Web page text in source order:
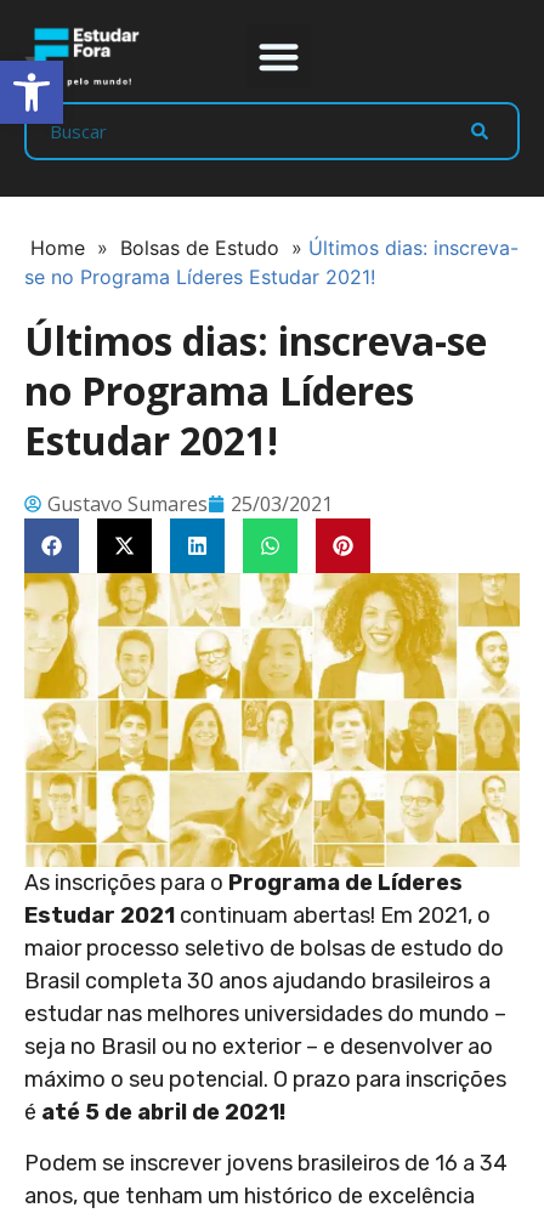
Home » Bolsas de Estudo » Últimos dias: inscreva-
se no Programa Líderes Estudar 2021!
Últimos dias: inscreva-se
no Programa Líderes
Estudar 2021!
Gustavo Sumares 25/03/2021
As inscrições para o Programa de Líderes
Estudar 2021 continuam abertas! Em 2021, o
maior processo seletivo de bolsas de estudo do
Brasil completa 30 anos ajudando brasileiros a
estudar nas melhores universidades do mundo –
seja no Brasil ou no exterior – e desenvolver ao
máximo o seu potencial. O prazo para inscrições
é até 5 de abril de 2021!
Podem se inscrever jovens brasileiros de 16 a 34
anos, que tenham um histórico de excelência
Abrir a barra de ferramentas